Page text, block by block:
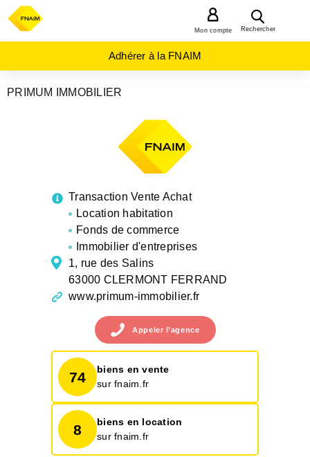
Rechercher
Mon compte
Adhérer à la FNAIM
CLERMONT
PRIMUM IMMOBILIER
Transaction Vente Achat
Location habitation
Fonds de commerce
Immobilier d'entreprises
1, rue des Salins
63000 CLERMONT FERRAND
www.primum-immobilier.fr
Appeler l’agence
74
biens en vente
sur fnaim.fr
8
biens en location
sur fnaim.fr